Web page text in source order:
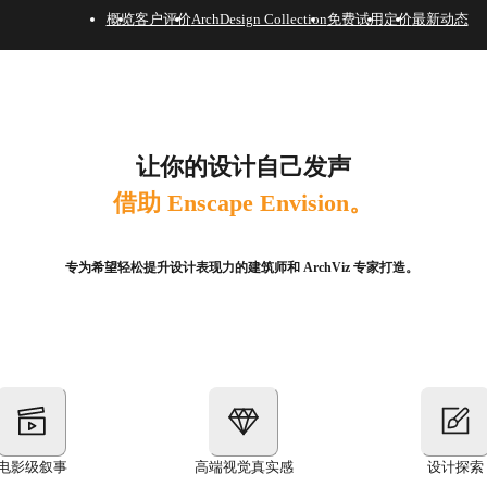
概览客户评价ArchDesign Collection免费试用定价最新动态
让你的设计自己发声
借助 Enscape Envision。
专为希望轻松提升设计表现力的建筑师和 ArchViz 专家打造。
影级叙事 高端视觉真实感 设计探索